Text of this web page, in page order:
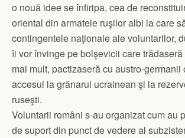
o nouă idee se înfiripa, cea de
oriental din armatele ruşilor albi la care
contingentele naţionale ale voluntarilor,
îi vor învinge pe bolşevicii care
mai mult, pactizaseră cu austro-germanii
accesul la grânarul ucrainean şi la
ruseşti.
Voluntarii români s-au organizat cum au
de suport din punct de vedere al